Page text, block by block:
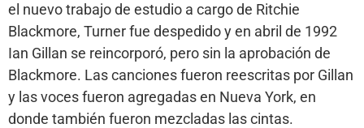
el nuevo trabajo de estudio a cargo de Ritchie
Blackmore, Turner fue despedido y en abril de 1992
Ian Gillan se reincorporó, pero sin la aprobación de
Blackmore. Las canciones fueron reescritas por Gillan
y las voces fueron agregadas en Nueva York, en
donde también fueron mezcladas las cintas.